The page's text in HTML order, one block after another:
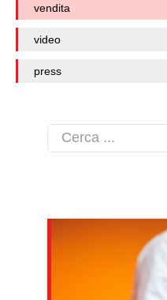
vendita
video
press